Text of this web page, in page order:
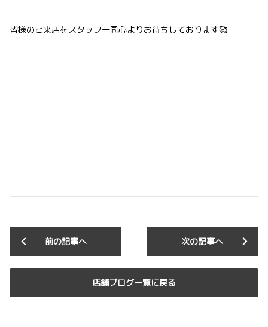
皆様のご来店をスタッフ一同心よりお待ちしております🥰
前の記事へ
店舗ブログ一覧に戻る
次の記事へ